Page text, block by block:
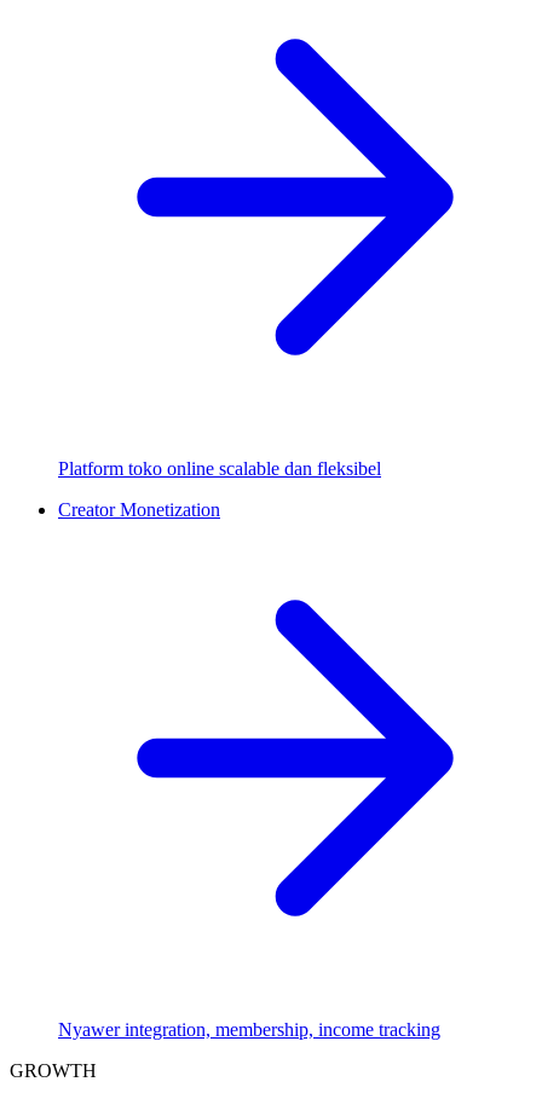
Platform toko online scalable dan fleksibel
Creator Monetization
Nyawer integration, membership, income tracking
GROWTH